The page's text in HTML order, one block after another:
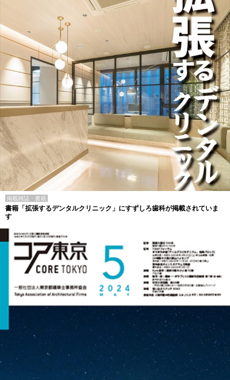
掲載雑誌・書籍
書籍「拡張するデンタルクリニック」にすずしろ歯科が掲載されていま
す